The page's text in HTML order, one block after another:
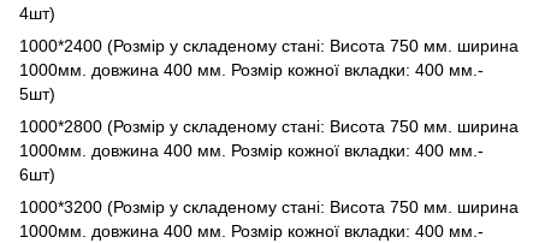
4шт)
1000*2400 (Розмір у складеному стані: Висота 750 мм. ширина
1000мм. довжина 400 мм. Розмір кожної вкладки: 400 мм.-
5шт)
1000*2800 (Розмір у складеному стані: Висота 750 мм. ширина
1000мм. довжина 400 мм. Розмір кожної вкладки: 400 мм.-
6шт)
1000*3200 (Розмір у складеному стані: Висота 750 мм. ширина
1000мм. довжина 400 мм. Розмір кожної вкладки: 400 мм.-